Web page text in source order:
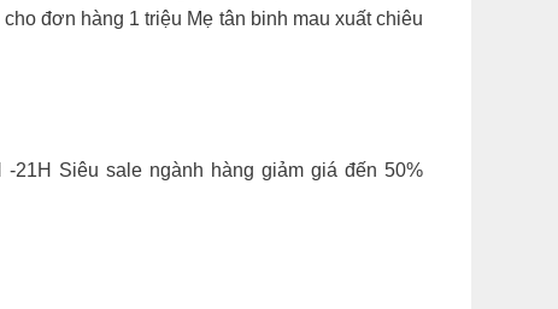
đơn hàng 1 triệu Mẹ tân binh mau xuất chiêu
21H Siêu sale ngành hàng giảm giá đến 50%